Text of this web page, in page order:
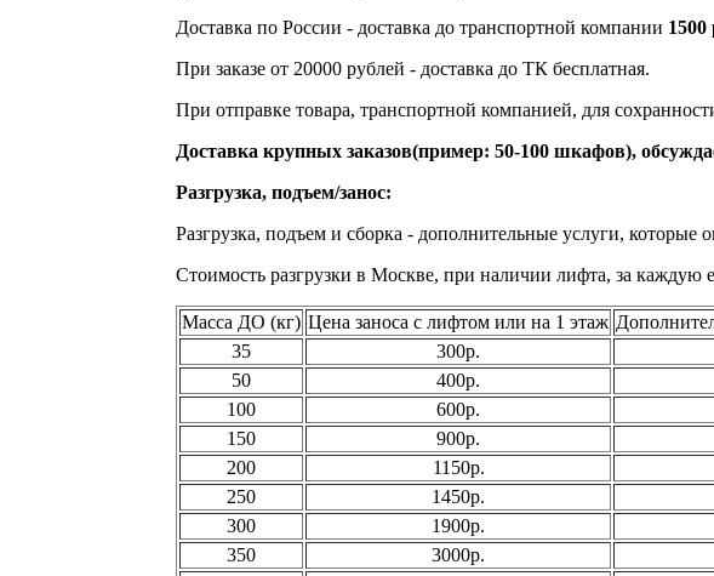
Доставка по России - доставка до транспортной компании 1500
При заказе от 20000 рублей - доставка до ТК бесплатная.
При отправке товара, транспортной компанией, для
Доставка крупных заказов(пример: 50-100 шкафов),
Разгрузка, подъем/занос:
Разгрузка, подъем и сборка - дополнительные услуги, которые
Стоимость разгрузки в Москве, при наличии лифта, за каждую
Масса ДО (кг) Цена заноса с лифтом или на 1 этаж
35
300р.
50
400р.
100
600р.
150
900р.
200
1150р.
250
1450р.
300
1900р.
350
3000р.